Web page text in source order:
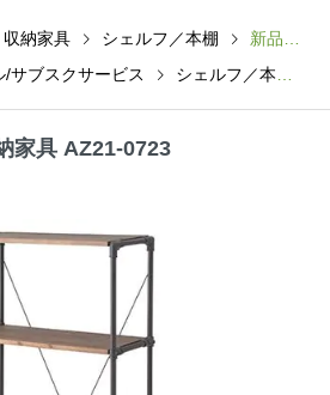
収納家具 シェルフ／本棚
新品レンタル | 収納家具 AZ21-0723
サブスクサービス
シェルフ／本棚
家具 AZ21-0723